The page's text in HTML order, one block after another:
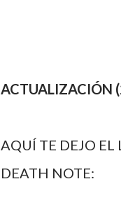
ACTUALIZACIÓN
AQUÍ TE DEJO
DEATH NOTE: